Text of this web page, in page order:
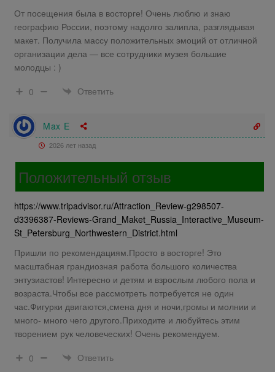
От посещения была в восторге! Очень люблю и знаю
географию России, поэтому надолго залипла, разглядывая
макет. Получила массу положительных эмоций от отличной
организации дела — все сотрудники музея большие
молодцы : )
0
Ответить
Max E
2026 лет назад
Положительный отзыв
https://www.tripadvisor.ru/Attraction_Review-g298507-
d3396387-Reviews-Grand_Maket_Russia_Interactive_Museum-
St_Petersburg_Northwestern_District.html
Пришли по рекомендациям.Просто в восторге! Это
масштабная грандиозная работа большого количества
энтузиастов! Интересно и детям и взрослым любого пола и
возраста.Чтобы все рассмотреть потребуется не один
час.Фигурки двигаются,смена дня и ночи,громы и молнии и
много- много чего другого.Приходите и любуйтесь этим
творением рук человеческих! Очень рекомендуем.
0
Ответить